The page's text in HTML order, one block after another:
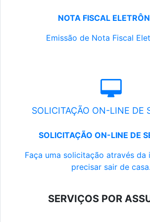
NOTA FISCAL
Emissão de Nota Fiscal
SOLICITAÇÃO ON-LINE DE
SOLICITAÇÃO ON-LINE DE
Faça uma solicitação através da
precisar sair de casa.
SERVIÇOS POR